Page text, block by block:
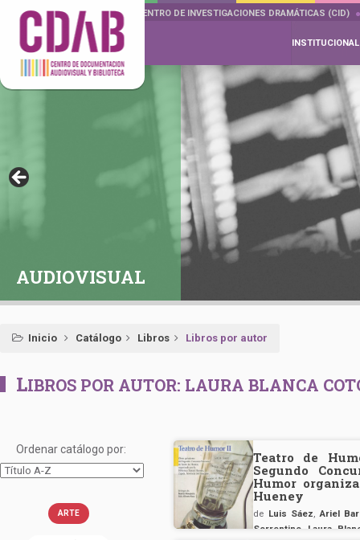
DOCUMENTA DRAMÁTICAS CENTRO DE INVESTIGACIONES DRAMÁTICAS (CID)
INSTITUCIONAL
AUDIOVISUAL
Inicio Catálogo Libros Libros por autor
LIBROS POR AUTOR: LAURA BLANCA
Ordenar catálogo por:
ARTE
Teatro de
Segundo
Humor
Hueney
de Luis Sáez,Ariel
Sorrentino
Laura